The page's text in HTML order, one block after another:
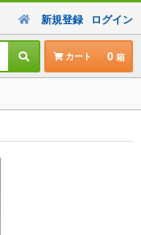
新規登録 ログイン
カート 0